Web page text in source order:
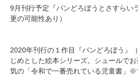
9月刊行予定『パンどろぼうとさすらい
更の可能性あり）
2020年刊行の１作目『パンどろぼう』
じめとした絵本シリーズ。シュールで
気の「令和で一番売れている児童書」※